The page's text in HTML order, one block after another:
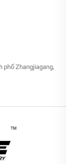
phố Zhangjiagang,